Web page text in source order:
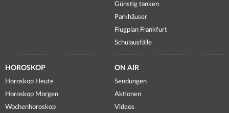
Günstig tanken
Parkhäuser
Flugplan Frankfurt
Schulausfälle
HOROSKOP
Horoskop Heute
Horoskop Morgen
Wochenhoroskop
ON AIR
Sendungen
Aktionen
Videos